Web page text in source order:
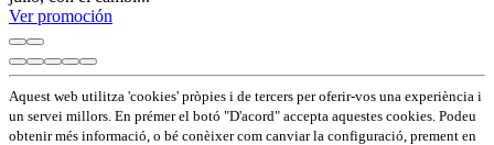
Ver promoción
Aquest web utilitza 'cookies' pròpies i de tercers per oferir-vos una experiència i
un servei millors. En prémer el botó "D'acord" accepta aquestes cookies. Podeu
obtenir més informació, o bé conèixer com canviar la configuració, prement en